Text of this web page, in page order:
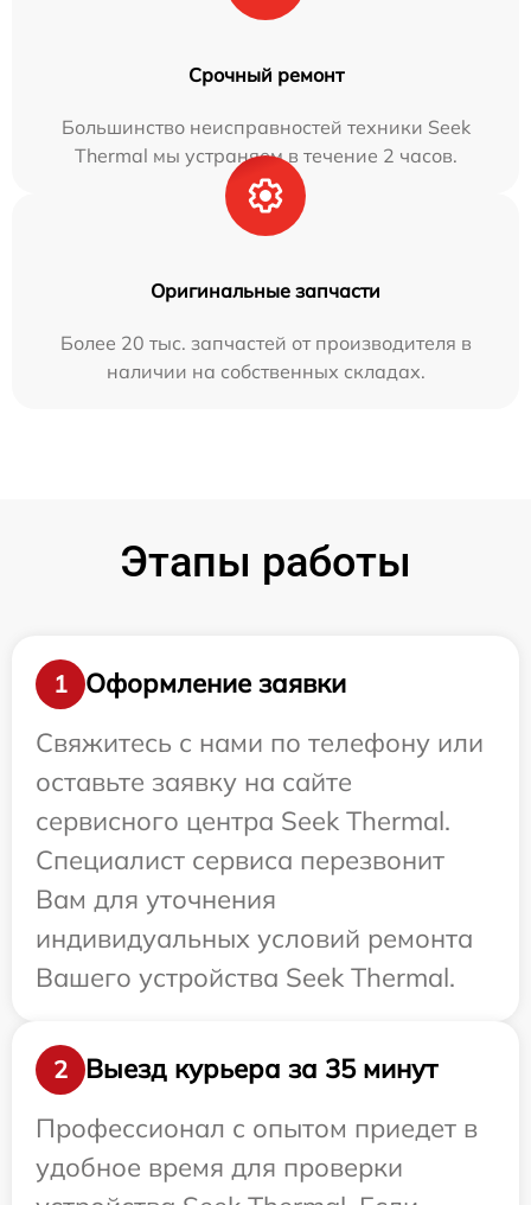
Срочный ремонт
Большинство неисправностей техники Seek
Thermal мы устраняем в течение 2 часов.
Оригинальные запчасти
Более 20 тыс. запчастей от производителя в
наличии на собственных складах.
Этапы работы
1
Оформление заявки
Свяжитесь с нами по телефону или
оставьте заявку на сайте
сервисного центра Seek Thermal.
Специалист сервиса перезвонит
Вам для уточнения
индивидуальных условий ремонта
Вашего устройства Seek Thermal.
2
Выезд курьера за 35 минут
Профессионал с опытом приедет в
удобное время для проверки